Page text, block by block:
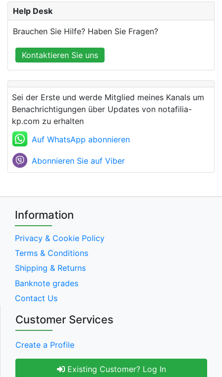
Help Desk
Brauchen Sie Hilfe? Haben Sie Fragen?
Kontaktieren Sie uns
Sei der Erste und werde Mitglied meines Kanals um
Benachrichtigungen über Updates von notafilia-
kp.com zu erhalten
Auf WhatsApp abonnieren
Abonnieren Sie auf Viber
Information
Privacy & Cookie Policy
Terms & Conditions
Shipping & Returns
Banknote grades
Contact Us
Customer Services
Create a Profile
Existing Customer? Log In